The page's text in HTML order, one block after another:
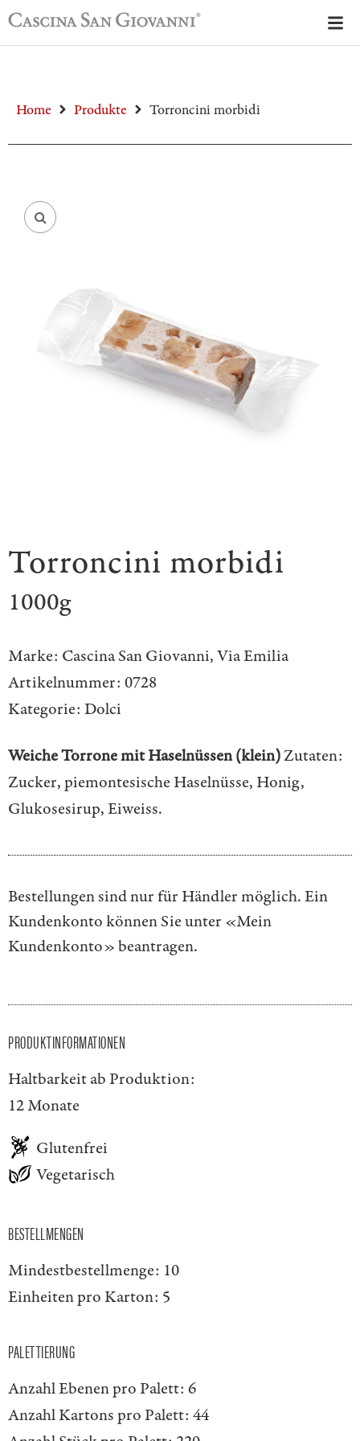
Home Produkte Torroncini morbidi
Torroncini morbidi
1000g
Marke: Cascina San Giovanni,Via Emilia
Artikelnummer: 0728
Kategorie: Dolci
Weiche Torrone mit Haselnüssen (klein)Zutaten:
Zucker, piemontesische Haselnüsse, Honig,
Glukosesirup, Eiweiss.
Bestellungen sind nur für Händler möglich. Ein
Kundenkonto können Sie unter «Mein
Kundenkonto»beantragen.
PRODUKTINFORMATIONEN
Haltbarkeit ab Produktion:
12 Monate
Glutenfrei
Vegetarisch
BESTELLMENGEN
Mindestbestellmenge: 10
Einheiten pro Karton: 5
PALETTIERUNG
Anzahl Ebenen pro Palett: 6
Anzahl Kartons pro Palett: 44